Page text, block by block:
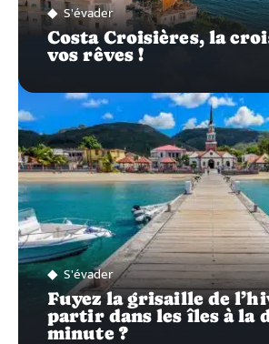
S'évader
Costa Croisières, la
vos rêves !
S'évader
Fuyez la grisaille de
partir dans les îles à la
minute ?